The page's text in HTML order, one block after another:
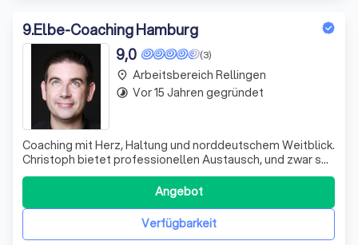
9.Elbe-Coaching Hamburg
(3)
9,0
Coaching mit Herz, Haltung und norddeutschem Weitblick.
Christoph bietet professionellen Austausch, und zwar so,
wie man sich Gespräche dieser Art wünscht: persönlich,
Verfügbarkeit
Angebot
place Arbeitsbereich Rellingen
timelapse Vor 15 Jahren gegründet